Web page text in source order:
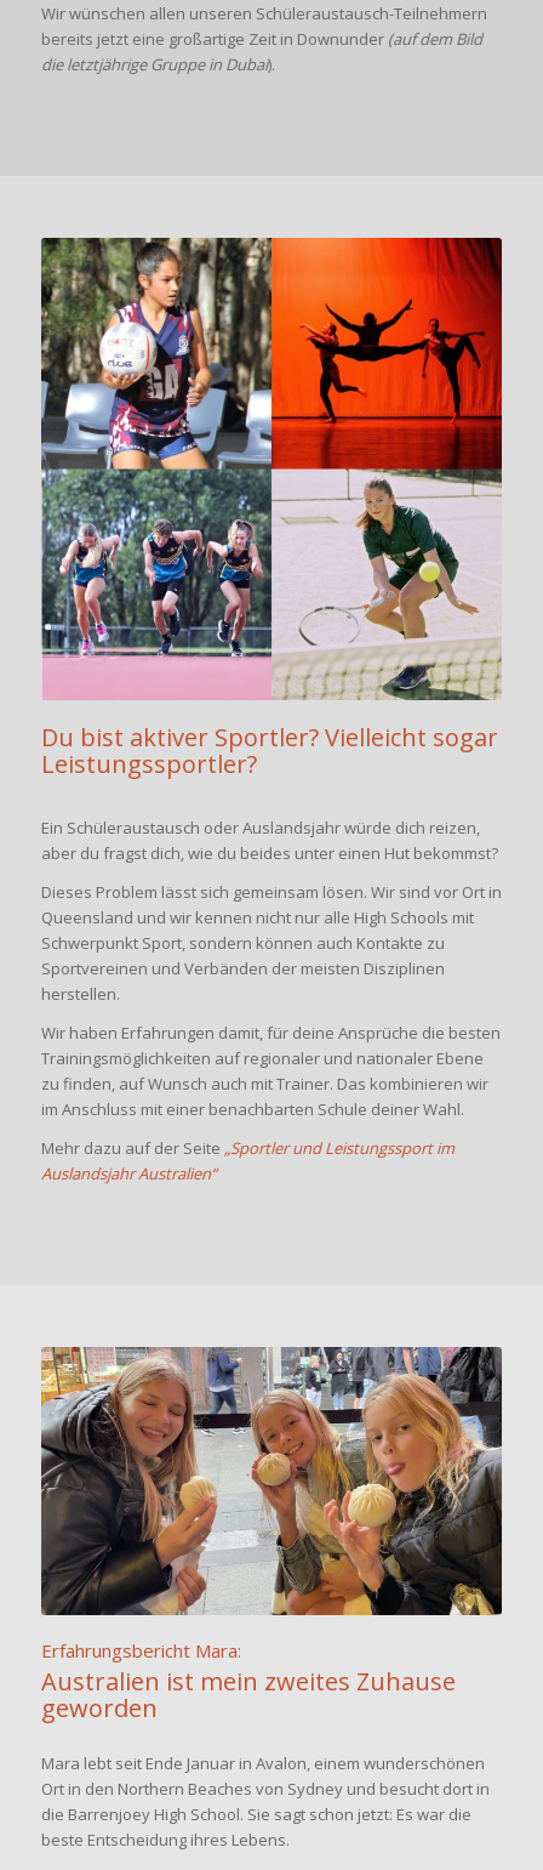
Wir wünschen allen unseren Schüleraustausch-Teilnehmern
bereits jetzt eine großartige Zeit in Downunder (auf dem Bild
die letztjährige Gruppe in Dubai).
Du bist aktiver Sportler? Vielleicht sogar
Leistungssportler?
Ein Schüleraustausch oder Auslandsjahr würde dich reizen,
aber du fragst dich, wie du beides unter einen Hut bekommst?
Dieses Problem lässt sich gemeinsam lösen. Wir sind vor Ort in
Queensland und wir kennen nicht nur alle High Schools mit
Schwerpunkt Sport, sondern können auch Kontakte zu
Sportvereinen und Verbänden der meisten Disziplinen
herstellen.
Wir haben Erfahrungen damit, für deine Ansprüche die besten
Trainingsmöglichkeiten auf regionaler und nationaler Ebene
zu finden, auf Wunsch auch mit Trainer. Das kombinieren wir
im Anschluss mit einer benachbarten Schule deiner Wahl.
Mehr dazu auf der Seite „Sportler und Leistungssport im
Auslandsjahr Australien“
Erfahrungsbericht Mara:
Australien ist mein zweites Zuhause
geworden
Mara lebt seit Ende Januar in Avalon, einem wunderschönen
Ort in den Northern Beaches von Sydney und besucht dort in
die Barrenjoey High School. Sie sagt schon jetzt: Es war die
beste Entscheidung ihres Lebens.